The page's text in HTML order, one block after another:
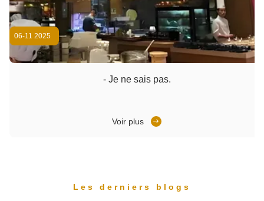
06-11 2025
- Je ne sais pas.
Voir plus
Les derniers blogs